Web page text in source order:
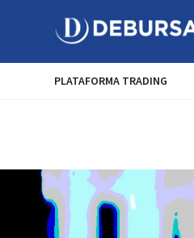
PLATAFORMA TRADING